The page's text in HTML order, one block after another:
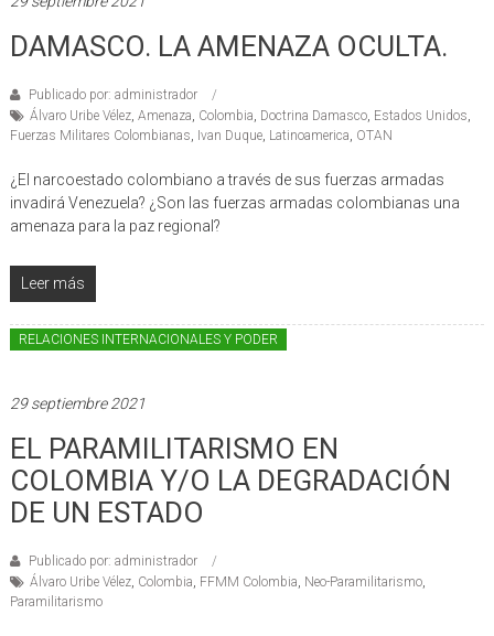
DAMASCO. LA AMENAZA OCULTA.
Publicado por: administrador
Álvaro Uribe Vélez, Amenaza, Colombia, Doctrina Damasco, Estados Unidos,
Fuerzas Militares Colombianas, Ivan Duque, Latinoamerica, OTAN
¿El narcoestado colombiano a través de sus fuerzas armadas
invadirá Venezuela? ¿Son las fuerzas armadas colombianas una
amenaza para la paz regional?
Leer más
RELACIONES INTERNACIONALES Y PODER
29 septiembre 2021
EL PARAMILITARISMO EN
COLOMBIA Y/O LA DEGRADACIÓN
DE UN ESTADO
Publicado por: administrador
Álvaro Uribe Vélez, Colombia, FFMM Colombia, Neo-Paramilitarismo,
Paramilitarismo